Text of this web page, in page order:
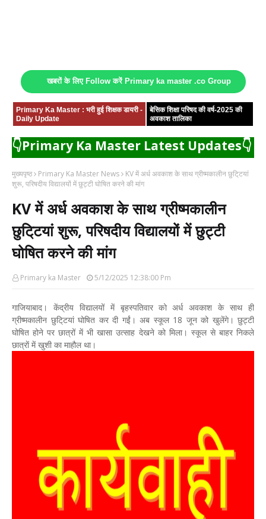
खबरों के लिए Follow करें Primary ka master .co Group
Primary Ka Master : भरी हुई शिक्षक डायरी -
Daily Update
बेसिक शिक्षा परिषद की वर्ष-2025 की
अवकाश तालिका
👇Primary Ka Master Latest Updates👇
मुख्यपृष्ठ Primary Ka Master News
KV में अर्ध अवकाश के साथ ग्रीष्मकालीन छुटि्टयां
शुरू, परिषदीय विद्यालयों में छुट्टी घोषित करने की मांग
KV में अर्ध अवकाश के साथ ग्रीष्मकालीन
छुटि्टयां शुरू, परिषदीय विद्यालयों में छुट्टी
घोषित करने की मांग
Primary ka Master 5/12/2025 12:38:00 Pm
गाजियाबाद। केंद्रीय विद्यालयों में बृहस्पतिवार को अर्ध अवकाश के साथ ही
ग्रीष्मकालीन छुटि्टयां घोषित कर दी गईं। अब स्कूल 18 जून को खुलेंगे। छुट्टी
घोषित होने पर छात्रों में भी खासा उत्साह देखने को मिला। स्कूल से बाहर निकले
छात्राें में खुशी का माहौल था।